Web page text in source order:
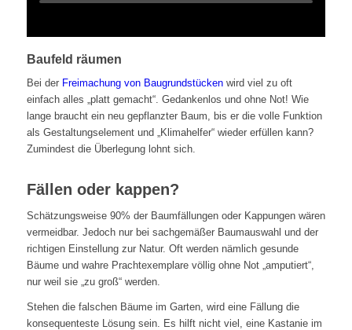
Baufeld räumen
Bei der Freimachung von Baugrundstückenwird viel zu oft
einfach alles „platt gemacht“. Gedankenlos und ohne Not! Wie
lange braucht ein neu gepflanzter Baum, bis er die volle Funktion
als Gestaltungselement und „Klimahelfer“ wieder erfüllen kann?
Zumindest die Überlegung lohnt sich.
Fällen oder kappen?
Schätzungsweise 90% der Baumfällungen oder Kappungen wären
vermeidbar. Jedoch nur bei sachgemäßer Baumauswahl und der
richtigen Einstellung zur Natur. Oft werden nämlich gesunde
Bäume und wahre Prachtexemplare völlig ohne Not „amputiert“,
nur weil sie „zu groß“ werden.
Stehen die falschen Bäume im Garten, wird eine Fällung die
konsequenteste Lösung sein. Es hilft nicht viel, eine Kastanie im